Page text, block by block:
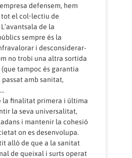
defensem, hem
el col•lectiu de
de la
sempre és la
i desconsiderar-
no trobi una altra sortida
tampoc és garantia
passat amb sanitat,
la finalitat primera i última
la seva universalitat,
i mantenir la cohesió
on es desenvolupa.
allò de que a la sanitat
de queixal i surts operat